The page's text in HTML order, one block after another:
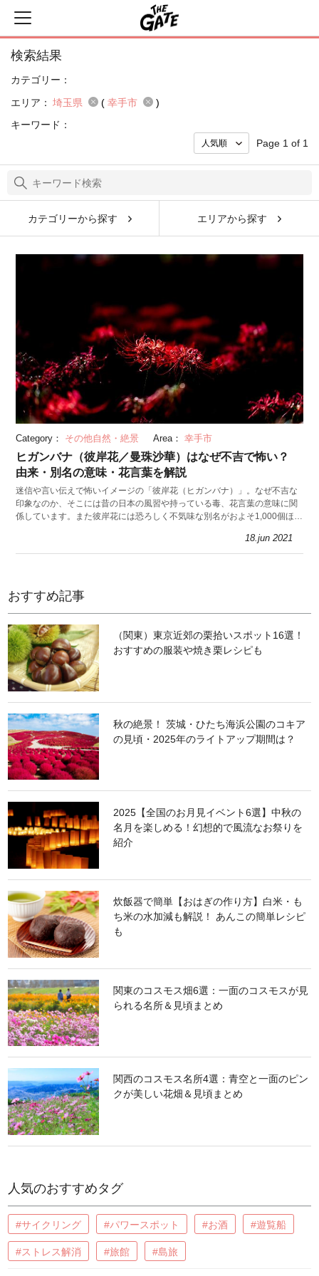
検索結果
カテゴリー：
エリア： 埼玉県 ( 幸手市
)
キーワード：
Page 1 of 1
カテゴリーから探す エリアから探す
Category： その他自然・絶景 Area： 幸手市
ヒガンバナ（彼岸花／曼珠沙華）はなぜ不吉で怖い？
由来・別名の意味・花言葉を解説
迷信や言い伝えで怖いイメージの「彼岸花（ヒガンバナ）」。なぜ不吉な
印象なのか、そこには昔の日本の風習や持っている毒、花言葉の意味に関
係しています。また彼岸花には恐ろしく不気味な別名がおよそ1,000個ほ
18.jun 2021
おすすめ記事
（関東）東京近郊の栗拾いスポット16選！
おすすめの服装や焼き栗レシピも
秋の絶景！ 茨城・ひたち海浜公園のコキア
の見頃・2025年のライトアップ期間は？
2025【全国のお月見イベント6選】中秋の
名月を楽しめる！幻想的で風流なお祭りを
紹介
炊飯器で簡単【おはぎの作り方】白米・も
ち米の水加減も解説！ あんこの簡単レシピ
も
関東のコスモス畑6選：一面のコスモスが見
られる名所＆見頃まとめ
関西のコスモス名所4選：青空と一面のピン
クが美しい花畑＆見頃まとめ
人気のおすすめタグ
#サイクリング #パワースポット #お酒 #遊覧船
#ストレス解消 #旅館 #島旅